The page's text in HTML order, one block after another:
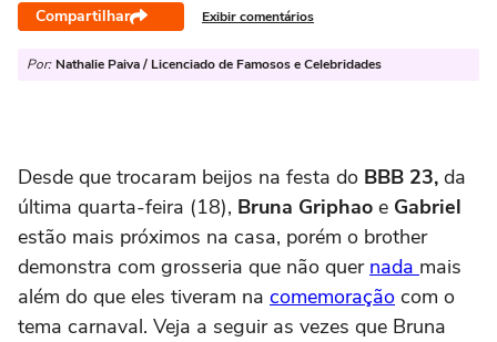
Compartilhar Exibir comentários
Por: Nathalie Paiva / Licenciado de Famosos e Celebridades
Desde que trocaram beijos na festa do BBB 23, da
última quarta-feira (18), Bruna Griphao e Gabriel
estão mais próximos na casa, porém o brother
demonstra com grosseria que não quer nada mais
além do que eles tiveram na comemoração com o
tema carnaval. Veja a seguir as vezes que Bruna